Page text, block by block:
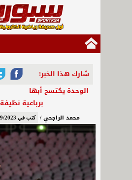
شارك هذا الخبر!
الوحدة يكتسح أبها
برباعية نظيفة
محمد الراجحي / كتب في 22/09/2023 - 11:26 م